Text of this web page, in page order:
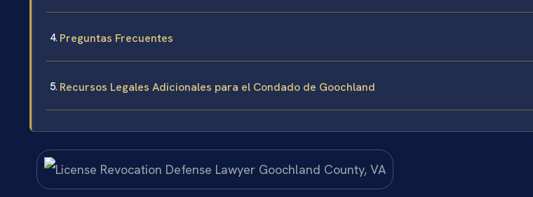
Preguntas Frecuentes
Recursos Legales Adicionales para el Condado de Goochland